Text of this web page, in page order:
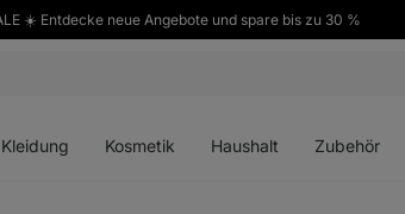
☀️ Entdecke neue Angebote und spare bis zu 30 %
Kleidung Kosmetik Haushalt Zubehör